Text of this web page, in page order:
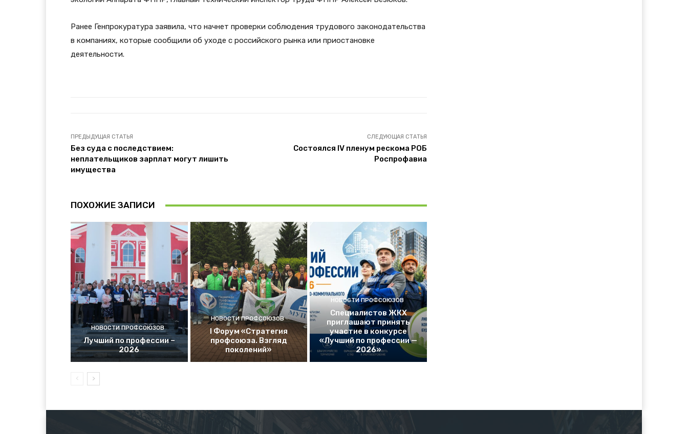
Ранее Генпрокуратура заявила, что начнет проверки соблюдения трудового законодательства
в компаниях, которые сообщили об уходе с российского рынка или приостановке
деятельности.
ПРЕДЫДУЩАЯ СТАТЬЯ
Без суда с последствием:
неплательщиков зарплат могут лишить
имущества
СЛЕДУЮЩАЯ СТАТЬЯ
Состоялся IV пленум рескома РОБ
Роспрофавиа
ПОХОЖИЕ ЗАПИСИ
НОВОСТИ ПРОФСОЮЗОВ
Лучший по профессии –
2026
НОВОСТИ ПРОФСОЮЗОВ
I Форум «Стратегия
профсоюза. Взгляд
поколений»
НОВОСТИ ПРОФСОЮЗОВ
Специалистов ЖКХ
приглашают принять
участие в конкурсе
«Лучший по профессии —
2026»